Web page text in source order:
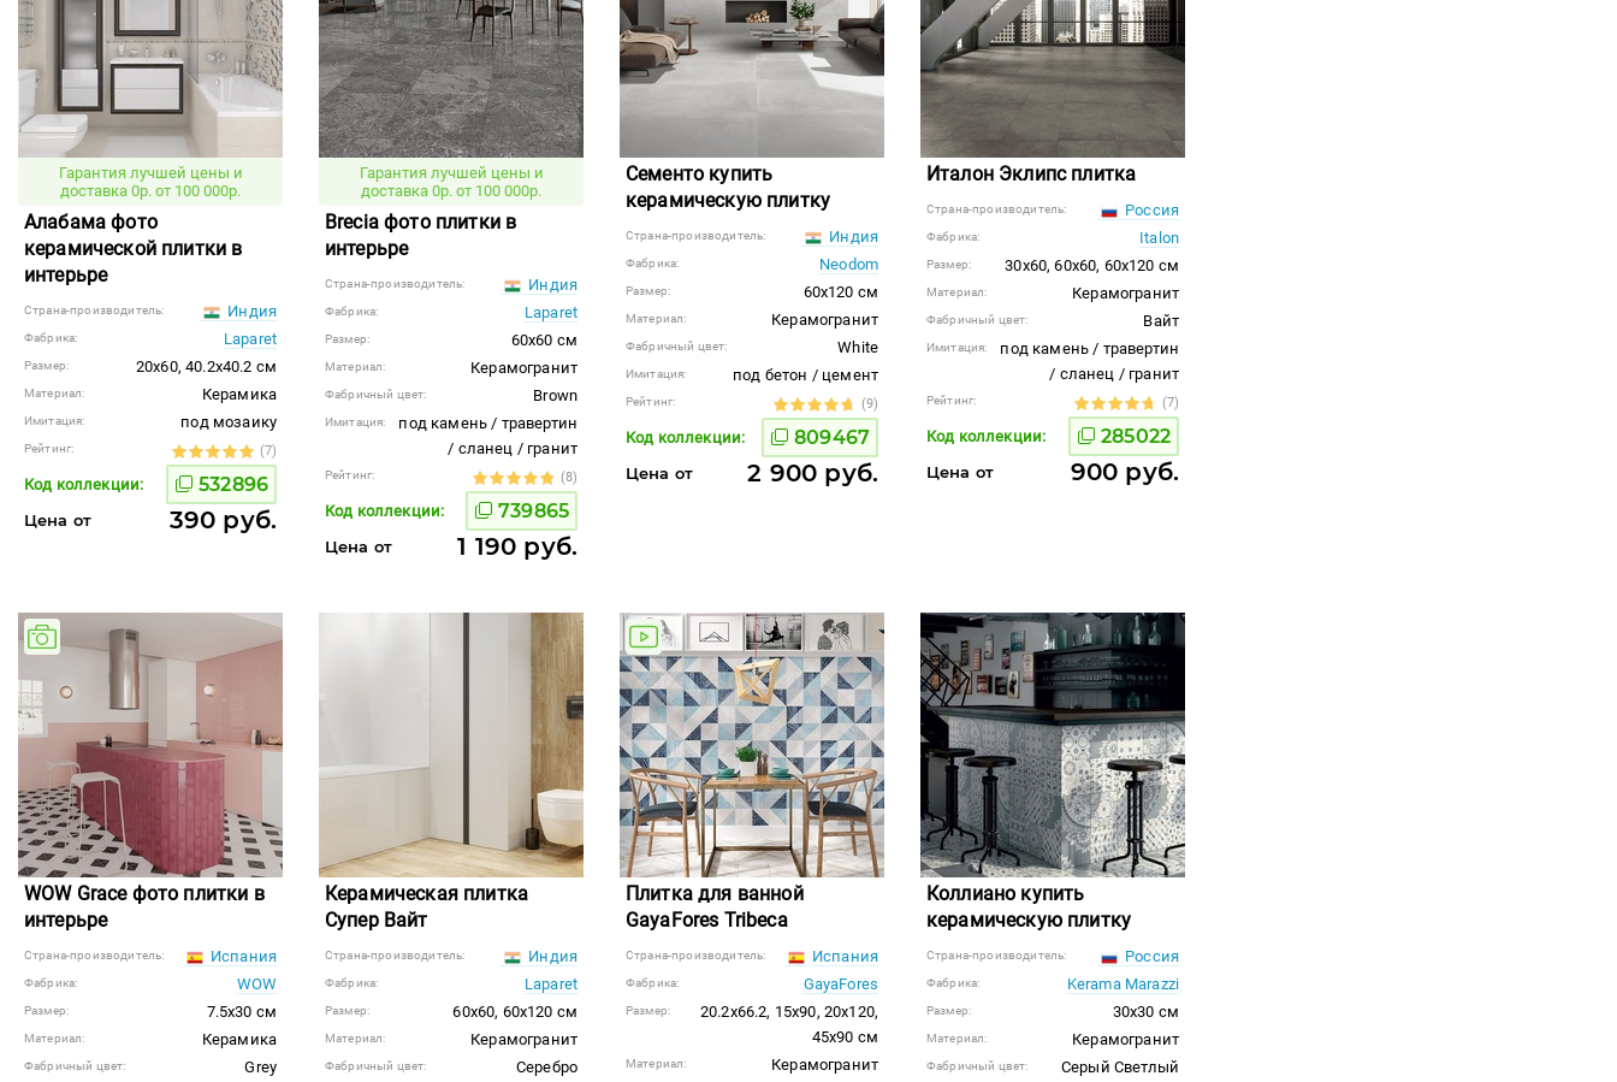
Гарантия лучшей цены и
доставка 0р. от 100 000р.
Алабама фото
керамической плитки в
интерьре
Страна-производитель: Индия
Фабрика: Laparet
Размер: 20x60, 40.2x40.2 см
Материал: Керамика
Имитация: под мозаику
Рейтинг: (7)
Код коллекции: 532896
Цена от 390 руб.
Гарантия лучшей цены и
доставка 0р. от 100 000р.
Brecia фото плитки в
интерьре
Страна-производитель: Индия
Фабрика: Laparet
Размер: 60x60 см
Материал: Керамогранит
Фабричный цвет: Brown
Имитация:
под камень / травертин
/ сланец / гранит
Рейтинг: (8)
Код коллекции: 739865
Цена от 1 190 руб.
Сементо купить
керамическую плитку
Страна-производитель: Индия
Фабрика: Neodom
Размер: 60x120 см
Материал: Керамогранит
Фабричный цвет: White
Имитация: под бетон / цемент
Рейтинг: (9)
Код коллекции: 809467
Цена от 2 900 руб.
Италон Эклипс плитка
Страна-производитель: Россия
Фабрика: Italon
Размер: 30x60, 60x60, 60x120 см
Материал: Керамогранит
Фабричный цвет: Вайт
Имитация:
под камень / травертин
/ сланец / гранит
Рейтинг: (7)
Код коллекции: 285022
Цена от 900 руб.
WOW Grace фото плитки в
интерьре
Страна-производитель: Испания
Фабрика: WOW
Размер: 7.5x30 см
Материал: Керамика
Фабричный цвет: Grey
Керамическая плитка
Супер Вайт
Страна-производитель: Индия
Фабрика: Laparet
Размер: 60x60, 60x120 см
Материал: Керамогранит
Фабричный цвет: Серебро
Плитка для ванной
GayaFores Tribeca
Страна-производитель: Испания
Фабрика: GayaFores
Размер:
20.2x66.2, 15x90, 20x120,
45x90 см
Материал: Керамогранит
Коллиано купить
керамическую плитку
Страна-производитель: Россия
Фабрика: Kerama Marazzi
Размер: 30x30 см
Материал: Керамогранит
Фабричный цвет: Серый Светлый